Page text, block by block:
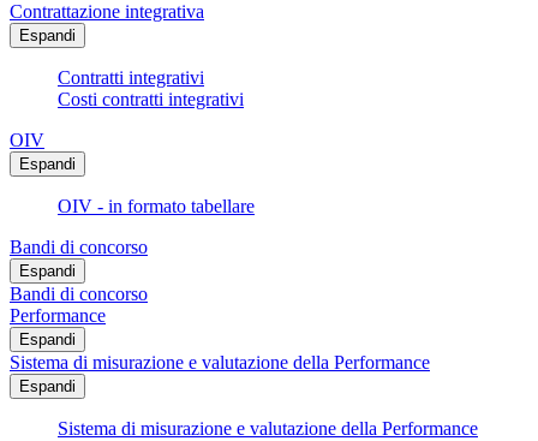
Contrattazione integrativa
Espandi
Contratti integrativi
Costi contratti integrativi
OIV
Espandi
OIV - in formato tabellare
Bandi di concorso
Espandi
Bandi di concorso
Performance
Espandi
Sistema di misurazione e valutazione della Performance
Espandi
Sistema di misurazione e valutazione della Performance